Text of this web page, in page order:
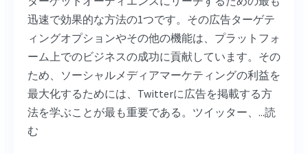
迅速で効果的な方法の1つです。その広告ターゲテ
ィングオプションやその他の機能は、プラットフォ
ーム上でのビジネスの成功に貢献しています。その
ため、ソーシャルメディアマーケティングの利益を
最大化するためには、Twitterに広告を掲載する方
法を学ぶことが最も重要である。ツイッター、...読
む